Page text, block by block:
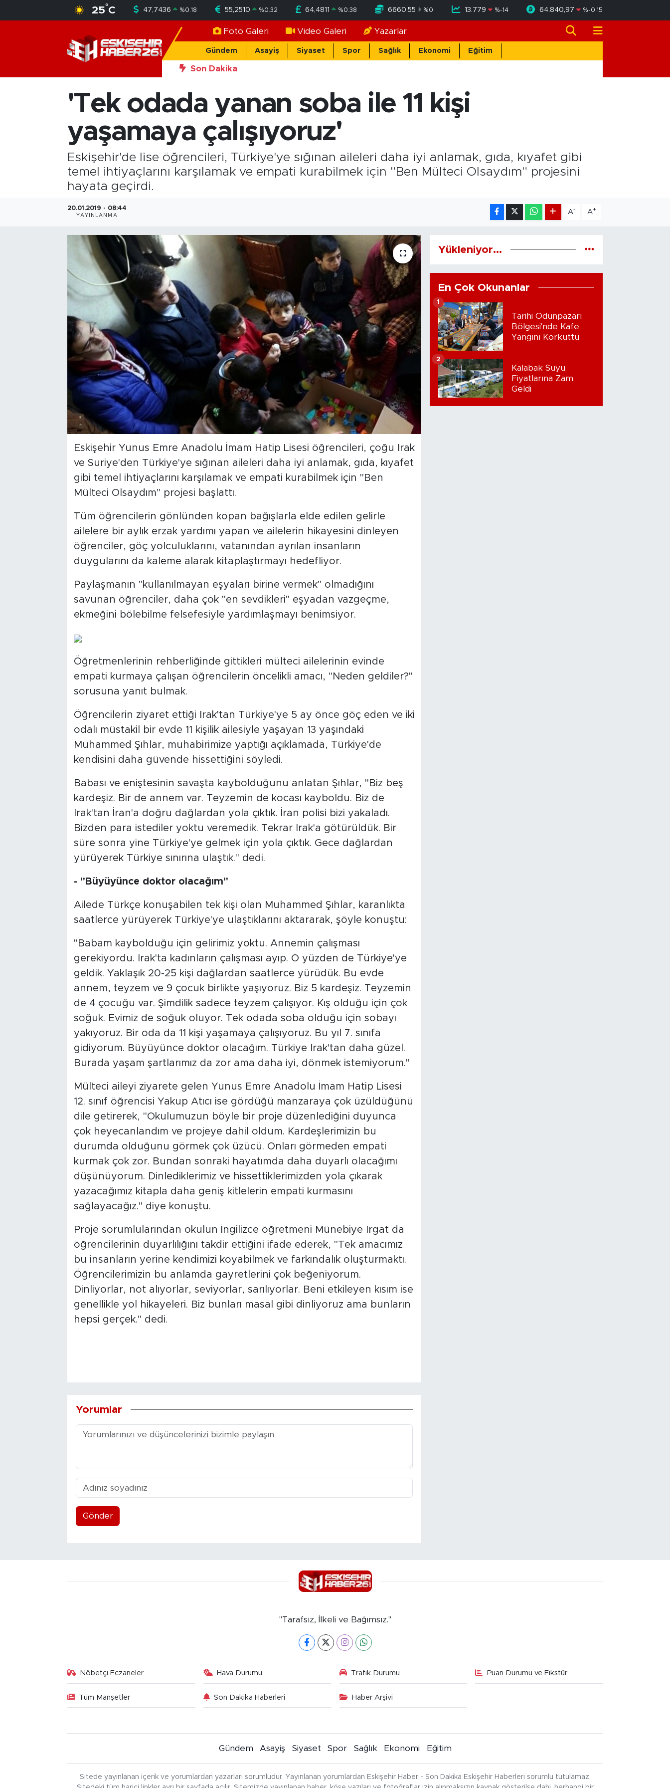
25°C 47,7436 %0.18 55,2510 %0.32 64,4811 %0.38 6660.55 %0 13.779 %-14 64.840,97 %-0.15
Foto Galeri Video Galeri Yazarlar
Gündem Asayiş Siyaset Spor Sağlık Ekonomi Eğitim
Son Dakika
'Tek odada yanan soba ile 11 kişi
yaşamaya çalışıyoruz'
Eskişehir'de lise öğrencileri, Türkiye'ye sığınan aileleri daha iyi anlamak, gıda, kıyafet gibi
temel ihtiyaçlarını karşılamak ve empati kurabilmek için "Ben Mülteci Olsaydım" projesini
hayata geçirdi.
20.01.2019 - 08:44
YAYINLANMA
A- A+
Eskişehir Yunus Emre Anadolu İmam Hatip Lisesi öğrencileri, çoğu Irak
ve Suriye'den Türkiye'ye sığınan aileleri daha iyi anlamak, gıda, kıyafet
gibi temel ihtiyaçlarını karşılamak ve empati kurabilmek için "Ben
Mülteci Olsaydım" projesi başlattı.
Tüm öğrencilerin gönlünden kopan bağışlarla elde edilen gelirle
ailelere bir aylık erzak yardımı yapan ve ailelerin hikayesini dinleyen
öğrenciler, göç yolculuklarını, vatanından ayrılan insanların
duygularını da kaleme alarak kitaplaştırmayı hedefliyor.
Paylaşmanın "kullanılmayan eşyaları birine vermek" olmadığını
savunan öğrenciler, daha çok "en sevdikleri" eşyadan vazgeçme,
ekmeğini bölebilme felsefesiyle yardımlaşmayı benimsiyor.
Öğretmenlerinin rehberliğinde gittikleri mülteci ailelerinin evinde
empati kurmaya çalışan öğrencilerin öncelikli amacı, "Neden geldiler?"
sorusuna yanıt bulmak.
Öğrencilerin ziyaret ettiği Irak'tan Türkiye'ye 5 ay önce göç eden ve iki
odalı müstakil bir evde 11 kişilik ailesiyle yaşayan 13 yaşındaki
Muhammed Şıhlar, muhabirimize yaptığı açıklamada, Türkiye'de
kendisini daha güvende hissettiğini söyledi.
Babası ve eniştesinin savaşta kaybolduğunu anlatan Şıhlar, "Biz beş
kardeşiz. Bir de annem var. Teyzemin de kocası kayboldu. Biz de
Irak'tan İran'a doğru dağlardan yola çıktık. İran polisi bizi yakaladı.
Bizden para istediler yoktu veremedik. Tekrar Irak'a götürüldük. Bir
süre sonra yine Türkiye'ye gelmek için yola çıktık. Gece dağlardan
yürüyerek Türkiye sınırına ulaştık." dedi.
- "Büyüyünce doktor olacağım"
Ailede Türkçe konuşabilen tek kişi olan Muhammed Şıhlar, karanlıkta
saatlerce yürüyerek Türkiye'ye ulaştıklarını aktararak, şöyle konuştu:
"Babam kaybolduğu için gelirimiz yoktu. Annemin çalışması
gerekiyordu. Irak'ta kadınların çalışması ayıp. O yüzden de Türkiye'ye
geldik. Yaklaşık 20-25 kişi dağlardan saatlerce yürüdük. Bu evde
annem, teyzem ve 9 çocuk birlikte yaşıyoruz. Biz 5 kardeşiz. Teyzemin
de 4 çocuğu var. Şimdilik sadece teyzem çalışıyor. Kış olduğu için çok
soğuk. Evimiz de soğuk oluyor. Tek odada soba olduğu için sobayı
yakıyoruz. Bir oda da 11 kişi yaşamaya çalışıyoruz. Bu yıl 7. sınıfa
gidiyorum. Büyüyünce doktor olacağım. Türkiye Irak'tan daha güzel.
Burada yaşam şartlarımız da zor ama daha iyi, dönmek istemiyorum."
Mülteci aileyi ziyarete gelen Yunus Emre Anadolu İmam Hatip Lisesi
12. sınıf öğrencisi Yakup Atıcı ise gördüğü manzaraya çok üzüldüğünü
dile getirerek, "Okulumuzun böyle bir proje düzenlediğini duyunca
çok heyecanlandım ve projeye dahil oldum. Kardeşlerimizin bu
durumda olduğunu görmek çok üzücü. Onları görmeden empati
kurmak çok zor. Bundan sonraki hayatımda daha duyarlı olacağımı
düşünüyorum. Dinlediklerimiz ve hissettiklerimizden yola çıkarak
yazacağımız kitapla daha geniş kitlelerin empati kurmasını
sağlayacağız." diye konuştu.
Proje sorumlularından okulun İngilizce öğretmeni Münebiye Irgat da
öğrencilerinin duyarlılığını takdir ettiğini ifade ederek, "Tek amacımız
bu insanların yerine kendimizi koyabilmek ve farkındalık oluşturmaktı.
Öğrencilerimizin bu anlamda gayretlerini çok beğeniyorum.
Dinliyorlar, not alıyorlar, seviyorlar, sarılıyorlar. Beni etkileyen kısım ise
genellikle yol hikayeleri. Biz bunları masal gibi dinliyoruz ama bunların
hepsi gerçek." dedi.
Yorumlar
Gönder
Yükleniyor...
En Çok Okunanlar
Tarihi Odunpazarı
Bölgesi'nde Kafe
Yangını Korkuttu
1
Kalabak Suyu
Fiyatlarına Zam
Geldi
2
"Tarafsız, İlkeli ve Bağımsız."
Nöbetçi Eczaneler Hava Durumu Trafik Durumu Puan Durumu ve Fikstür
Tüm Manşetler Son Dakika Haberleri Haber Arşivi
Gündem Asayiş Siyaset Spor Sağlık Ekonomi Eğitim
Sitede yayınlanan içerik ve yorumlardan yazarları sorumludur. Yayınlanan yorumlardan Eskişehir Haber - Son Dakika Eskişehir Haberleri sorumlu tutulamaz.
Nöbetçi Eczaneler
Hava Durumu
Süper Lig Puan Durumu ve Fikstür
Tüm Manşetler
Son Dakika Haberleri
Haber Arşivi